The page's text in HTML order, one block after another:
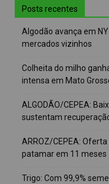
Posts recentes
Algodão avança em
mercados vizinhos
Colheita do milho
intensa em Mato
ALGODÃO/CEPEA:
sustentam
ARROZ/CEPEA:
patamar em 11 meses
Trigo: Com 99,9%